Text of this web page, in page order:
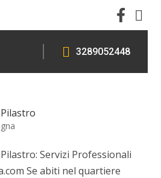
 
 3289052448
Servizi Professionali
Se abiti nel quartiere